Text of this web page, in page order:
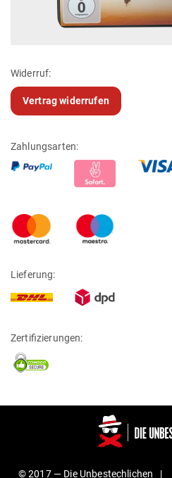
Widerruf:
Vertrag widerrufen
Zahlungsarten:
Lieferung:
Zertifizierungen:
© 2017 — Die Unbestechlichen